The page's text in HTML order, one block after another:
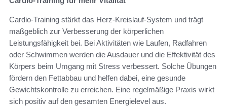
Cardio-Training stärkt das Herz-Kreislauf-System und trägt
maßgeblich zur Verbesserung der körperlichen
Leistungsfähigkeit bei. Bei Aktivitäten wie Laufen, Radfahren
oder Schwimmen werden die Ausdauer und die Effektivität des
Körpers beim Umgang mit Stress verbessert. Solche Übungen
fördern den Fettabbau und helfen dabei, eine gesunde
Gewichtskontrolle zu erreichen. Eine regelmäßige Praxis wirkt
sich positiv auf den gesamten Energielevel aus.